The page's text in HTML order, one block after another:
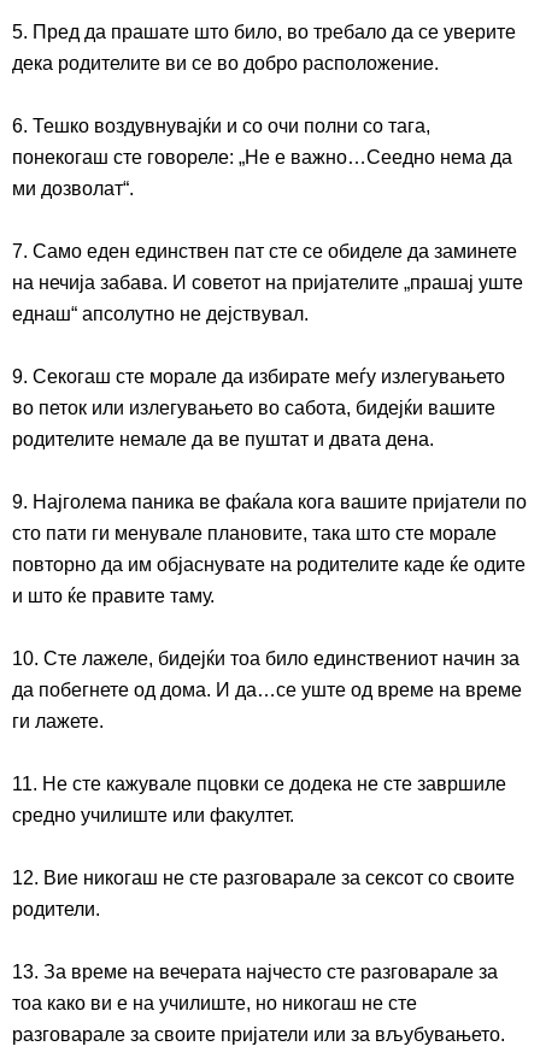
5. Пред да прашате што било, во требало да се уверите
дека родителите ви се во добро расположение.
6. Тешко воздувнувајќи и со очи полни со тага,
понекогаш сте говореле: „Не е важно…Сеедно нема да
ми дозволат“.
7. Само еден единствен пат сте се обиделе да заминете
на нечија забава. И советот на пријателите „прашај уште
еднаш“ апсолутно не дејствувал.
9. Секогаш сте морале да избирате меѓу излегувањето
во петок или излегувањето во сабота, бидејќи вашите
родителите немале да ве пуштат и двата дена.
9. Најголема паника ве фаќала кога вашите пријатели по
сто пати ги менувале плановите, така што сте морале
повторно да им објаснувате на родителите каде ќе одите
и што ќе правите таму.
10. Сте лажеле, бидејќи тоа било единствениот начин за
да побегнете од дома. И да…се уште од време на време
ги лажете.
11. Не сте кажувале пцовки се додека не сте завршиле
средно училиште или факултет.
12. Вие никогаш не сте разговарале за сексот со своите
родители.
13. За време на вечерата најчесто сте разговарале за
тоа како ви е на училиште, но никогаш не сте
разговарале за своите пријатели или за вљубувањето.